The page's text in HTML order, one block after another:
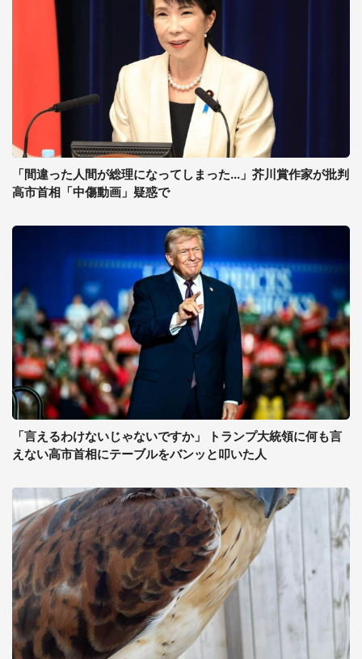
「間違った人間が総理になってしまった...」芥川賞作家が批判
高市首相「中傷動画」疑惑で
「言えるわけないじゃないですか」 トランプ大統領に何も言
えない高市首相にテーブルをバンッと叩いた人